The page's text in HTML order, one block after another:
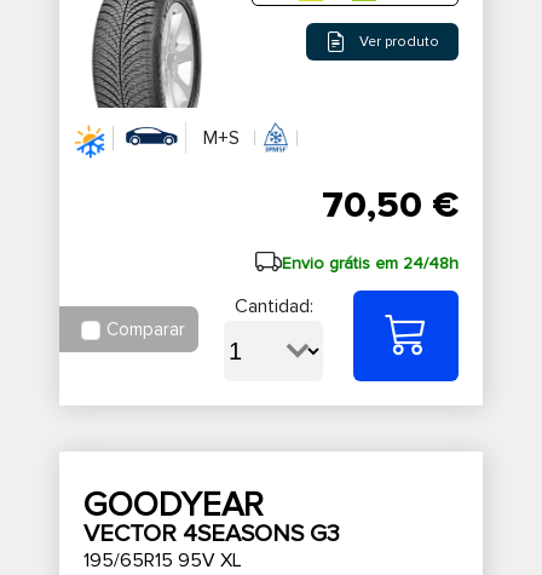
Ver produto
M+S
70,50 €
Envio grátis em 24/48h
Comparar
Cantidad:
GOODYEAR
VECTOR 4SEASONS G3
195/65R15 95V XL